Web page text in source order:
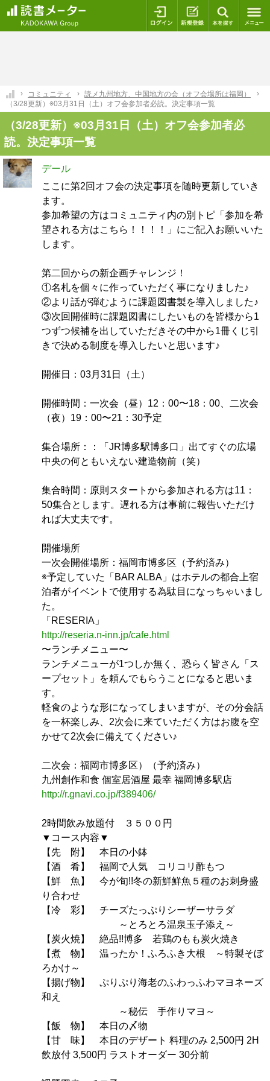
ログイン 新規登録
コミュニティ
読メ九州地方、中国地方の会（オフ会場所は福岡）
（3/28更新）※03月31日（土）オフ会参加者必読。決定事項一覧
（3/28更新）※03月31日（土）オフ会参加者必
読。決定事項一覧
デール
ここに第2回オフ会の決定事項を随時更新していき
ます。
参加希望の方はコミュニティ内の別トピ「参加を希
望される方はこちら！！！！」にご記入お願いいた
します。
第二回からの新企画チャレンジ！
①名札を個々に作っていただく事になりました♪
②より話が弾むように課題図書製を導入しました♪
③次回開催時に課題図書にしたいものを皆様から1
つずつ候補を出していただきその中から1冊くじ引
きで決める制度を導入したいと思います♪
開催日：03月31日（土）
開催時間：一次会（昼）12：00〜18：00、二次会
（夜）19：00〜21：30予定
集合場所：：「JR博多駅博多口」出てすぐの広場
中央の何ともいえない建造物前（笑）
集合時間：原則スタートから参加される方は11：
50集合とします。遅れる方は事前に報告いただけ
れば大丈夫です。
開催場所
一次会開催場所：福岡市博多区（予約済み）
※予定していた「BAR ALBA」はホテルの都合上宿
泊者がイベントで使用する為駄目になっちゃいまし
た。
「RESERIA」
http://reseria.n-inn.jp/cafe.html
〜ランチメニュー〜
ランチメニューが1つしか無く、恐らく皆さん「ス
ープセット」を頼んでもらうことになると思いま
す。
軽食のような形になってしまいますが、その分会話
を一杯楽しみ、2次会に来ていただく方はお腹を空
かせて2次会に備えてください♪
二次会：福岡市博多区）（予約済み）
九州創作和食 個室居酒屋 最幸 福岡博多駅店
http://r.gnavi.co.jp/f389406/
2時間飲み放題付 ３５００円
▼コース内容▼
【先 附】 本日の小鉢
【酒 肴】 福岡で人気 コリコリ酢もつ
【鮮 魚】 今が旬!!冬の新鮮鮮魚５種のお刺身盛
り合わせ
【冷 彩】 チーズたっぷりシーザーサラダ
～とろとろ温泉玉子添え～
【炭火焼】 絶品!!博多 若鶏のもも炭火焼き
【煮 物】 温ったか！ふろふき大根 ～特製そぼ
ろかけ～
【揚げ物】 ぷりぷり海老のふわっふわマヨネーズ
和え
～秘伝 手作りマヨ～
【飯 物】 本日の〆物
【甘 味】 本日のデザート 料理のみ 2,500円 2H
飲放付 3,500円 ラストオーダー 30分前